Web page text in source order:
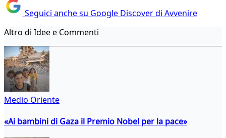
Seguici anche su Google Discover di Avvenire
Altro di Idee e Commenti
Medio Oriente
«Ai bambini di Gaza il Premio Nobel per la pace»